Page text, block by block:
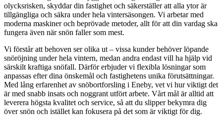
olycksrisken, skyddar din fastighet och säkerställer att alla ytor är
tillgängliga och säkra under hela vintersäsongen. Vi arbetar med
moderna maskiner och beprövade metoder, allt för att din vardag ska
fungera även när snön faller som mest.
Vi förstår att behoven ser olika ut – vissa kunder behöver löpande
snöröjning under hela vintern, medan andra endast vill ha hjälp vid
särskilt kraftiga snöfall. Därför erbjuder vi flexibla lösningar som
anpassas efter dina önskemål och fastighetens unika förutsättningar.
Med lång erfarenhet av snöbortforsling i Eneby, vet vi hur viktigt det
är med snabb insats och noggrant utfört arbete. Vårt mål är alltid att
leverera högsta kvalitet och service, så att du slipper bekymra dig
över snön och istället kan fokusera på det som är viktigt för dig.